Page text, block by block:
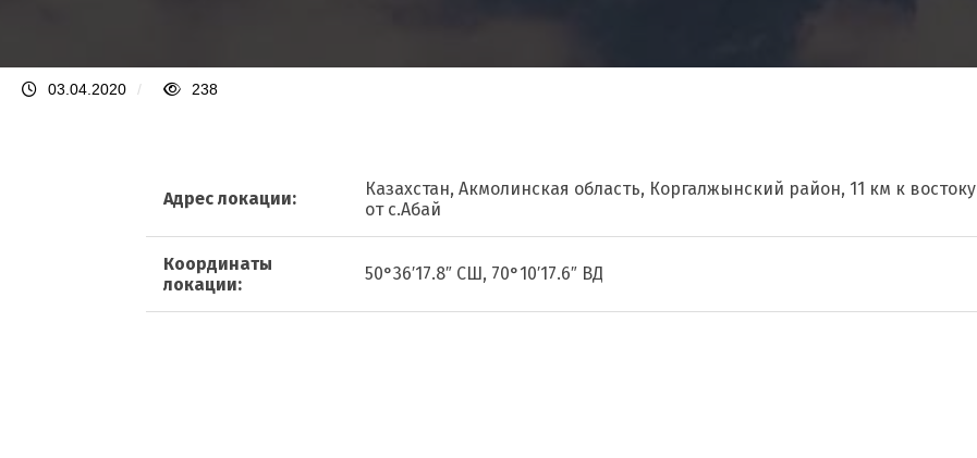
03.04.2020 / 238
Адрес локации:
Казахстан, Акмолинская область, Коргалжынский район, 11 км к востоку
от с.Абай
Координаты
локации:
50°36′17.8″ СШ, 70°10′17.6″ ВД